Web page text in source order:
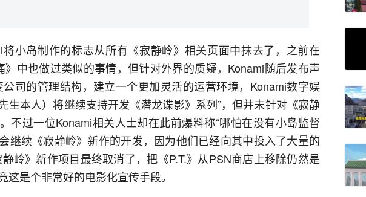
将小岛制作的标志从所有《寂静岭》相关页面中抹去了，之前在
》中也做过类似的事情，但针对外界的质疑，Konami随后发布声
公司的管理结构，建立一个更加灵活的运营环境，Konami数字娱
生本人）将继续支持开发《潜龙谍影》系列”，但并未针对《寂静
不过一位Konami相关人士却在此前爆料称“哪怕在没有小岛监督
继续《寂静岭》新作的开发，因为他们已经向其中投入了大量的
岭》新作项目最终取消了，把《P.T.》从PSN商店上移除仍然是
这是个非常好的电影化宣传手段。